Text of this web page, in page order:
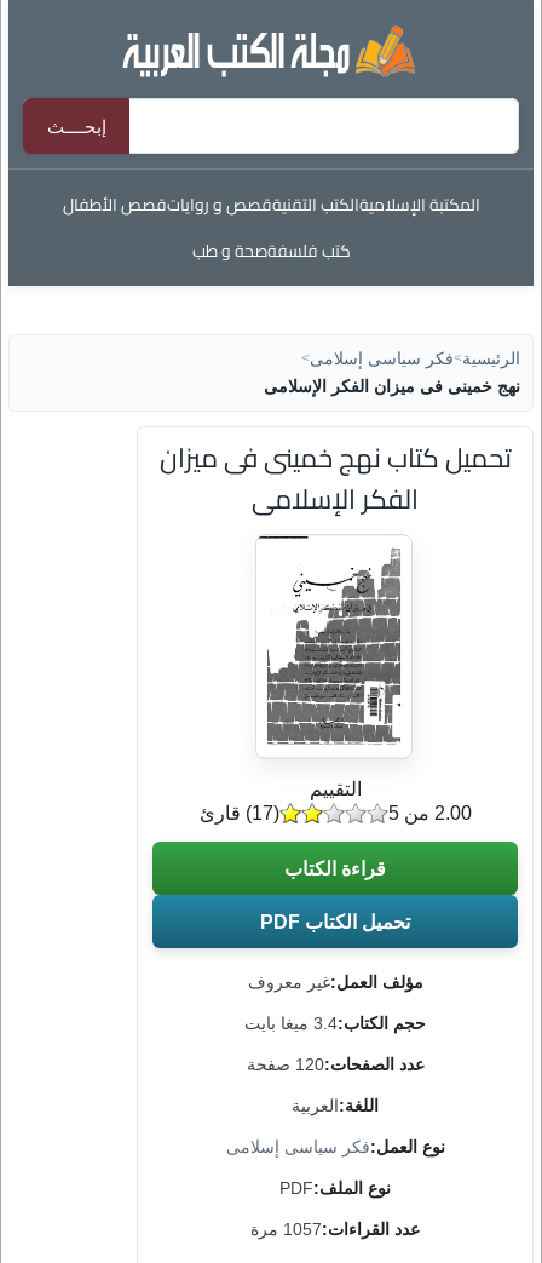
المكتبة الإسلاميةالكتب التقنيةقصص و رواياتقصص الأطفال
كتب فلسفةصحة و طب
الرئيسية>فكر سياسى إسلامى>
نهج خمينى فى ميزان الفكر الإسلامى
تحميل كتاب نهج خمينى فى ميزان
الفكر الإسلامى
مؤلف العمل:غير معروف
حجم الكتاب:3.4 ميغا بايت
عدد الصفحات:120 صفحة
اللغة:العربية
نوع العمل:فكر سياسى إسلامى
نوع الملف:PDF
عدد القراءات:1057 مرة
التقييم
(
17) قارئ 2.00 من 5
قراءة الكتاب
تحميل الكتاب PDF